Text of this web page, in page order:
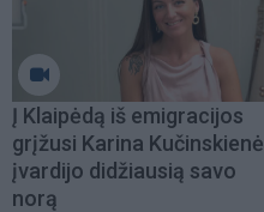
Į Klaipėdą iš emigracijos
grįžusi Karina Kučinskienė
įvardijo didžiausią savo
norą